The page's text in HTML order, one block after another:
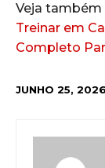
Veja
Treinar em
Completo
JUNHO 25, 2026